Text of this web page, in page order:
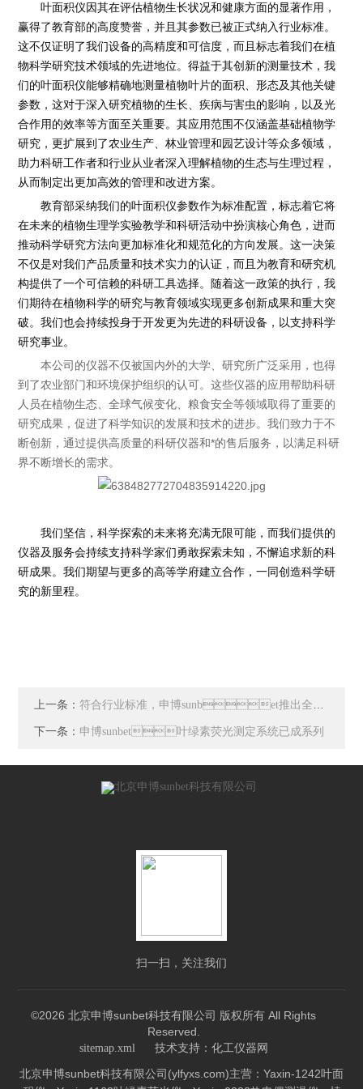
叶面积仪因其在评估植物生长状况和健康方面的显著作用，
赢得了教育部的高度赞誉，并且其参数已被正式纳入行业标准。
这不仅证明了我们设备的高精度和可信度，而且标志着我们在植
物科学研究技术领域的先进地位。得益于其创新的测量技术，我
们的叶面积仪能够精确地测量植物叶片的面积、形态及其他关键
参数，这对于深入研究植物的生长、疾病与害虫的影响，以及光
合作用的效率等方面至关重要。其应用范围不仅涵盖基础植物学
研究，更扩展到了农业生产、林业管理和园艺设计等众多领域，
助力科研工作者和行业从业者深入理解植物的生态与生理过程，
从而制定出更加高效的管理和改进方案。
教育部采纳我们的叶面积仪参数作为标准配置，标志着它将
在未来的植物生理学实验教学和科研活动中扮演核心角色，进而
推动科学研究方法向更加标准化和规范化的方向发展。这一决策
不仅是对我们产品质量和技术实力的认证，而且为教育和研究机
构提供了一个可信赖的科研工具选择。随着这一政策的执行，我
们期待在植物科学的研究与教育领域实现更多创新成果和重大突
破。我们也会持续投身于开发更为先进的科研设备，以支持科学
研究事业。
本公司的仪器不仅被国内外的大学、研究所广泛采用，也得
到了农业部门和环境保护组织的认可。这些仪器的应用帮助科研
人员在植物生态、全球气候变化、粮食安全等领域取得了重要的
研究成果，促进了科学知识的发展和技术的进步。我们致力于不
断创新，通过提供高质量的科研仪器和*的售后服务，以满足科研
界不断增长的需求。
我们坚信，科学探索的未来将充满无限可能，而我们提供的
仪器及服务会持续支持科学家们勇敢探索未知，不懈追求新的科
研成果。我们期望与更多的高等学府建立合作，一同创造科学研
究的新里程。
上一条：符合行业标准，申博sunbet推出全新配套产品系列!
下一条： 申博sunbet叶绿素荧光测定系统已成系列
扫一扫，关注我们
©2026 北京申博sunbet科技有限公司 版权所有 All Rights
Reserved.
sitemap.xml 技术支持： 化工仪器网
北京申博sunbet科技有限公司(ylfyxs.com)主营：Yaxin-1242叶面